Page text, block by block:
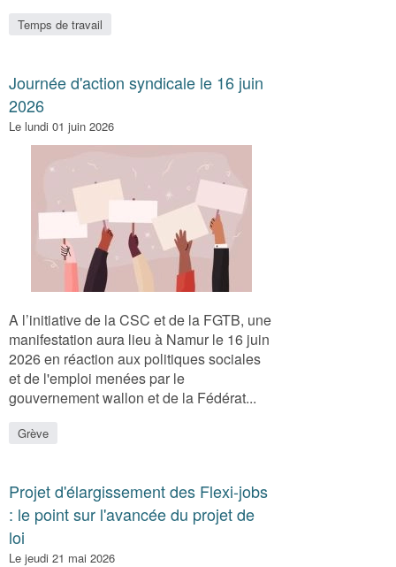
Temps de travail
Journée d'action syndicale le 16 juin
2026
Le lundi 01 juin 2026
A l’initiative de la CSC et de la FGTB, une
manifestation aura lieu à Namur le 16 juin
2026 en réaction aux politiques sociales
et de l'emploi menées par le
gouvernement wallon et de la Fédérat...
Grève
Projet d'élargissement des Flexi-jobs
: le point sur l'avancée du projet de
loi
Le jeudi 21 mai 2026